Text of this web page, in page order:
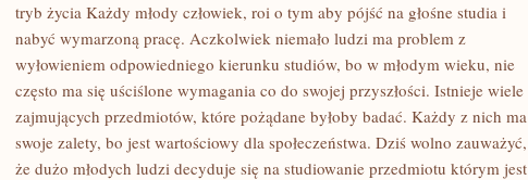
LUDNOŚĆ
CYKLICZNIE
ULEGAJĄ
ROZMAITYM
tryb życia Każdy młody człowiek, roi o tym aby pójść na głośne studia i
nabyć wymarzoną pracę. Aczkolwiek niemało ludzi ma problem z
wyłowieniem odpowiedniego kierunku studiów, bo w młodym wieku, nie
często ma się uściślone wymagania co do swojej przyszłości. Istnieje wiele
zajmujących przedmiotów, które pożądane byłoby badać. Każdy z nich ma
swoje zalety, bo jest wartościowy dla społeczeństwa. Dziś wolno zauważyć,
że dużo młodych ludzi decyduje się na studiowanie przedmiotu którym jest